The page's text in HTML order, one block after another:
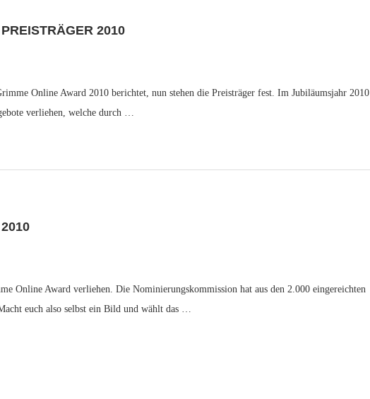
2010
Online Award 2010 berichtet, nun stehen die Preisträger fest. Im Jubiläumsjahr 2010
verliehen, welche durch …
Online Award verliehen. Die Nominierungskommission hat aus den 2.000 eingereichten
euch also selbst ein Bild und wählt das …